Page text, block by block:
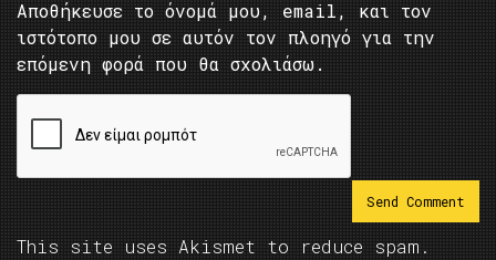
Αποθήκευσε το όνομά μου, email, και τον
ιστότοπο μου σε αυτόν τον πλοηγό για την
επόμενη φορά που θα σχολιάσω.
This site uses Akismet to reduce spam.